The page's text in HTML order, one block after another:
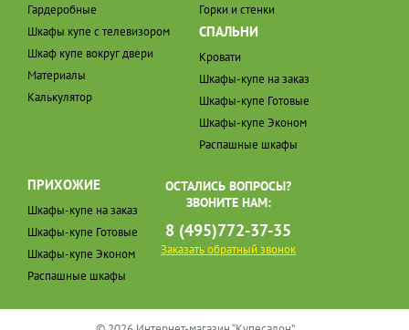
Гардеробные
Шкафы купе с телевизором
Шкаф купе вокруг двери
Материалы
Калькулятор
Горки и стенки
СПАЛЬНИ
Кровати
Шкафы-купе на заказ
Шкафы-купе Готовые
Шкафы-купе Эконом
Распашные шкафы
ПРИХОЖИЕ
Шкафы-купе на заказ
Шкафы-купе Готовые
Шкафы-купе Эконом
Распашные шкафы
ОСТАЛИСЬ ВОПРОСЫ?
ЗВОНИТЕ НАМ:
8 (495)772-37-35
Заказать обратный звонок